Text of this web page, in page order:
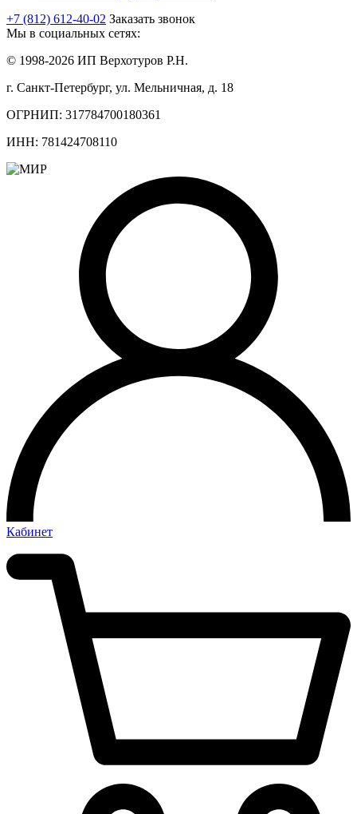
+7 (812) 612-40-02 Заказать звонок
Мы в социальных сетях:
© 1998-2026 ИП Верхотуров Р.Н.
г. Санкт-Петербург, ул. Мельничная, д. 18
ОГРНИП: 317784700180361
ИНН: 781424708110
Кабинет